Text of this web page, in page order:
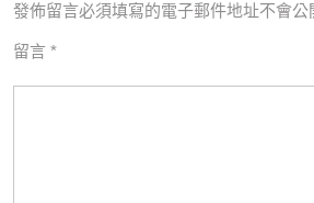
發佈留言必須填寫的電子郵件地址不會公
留言 *